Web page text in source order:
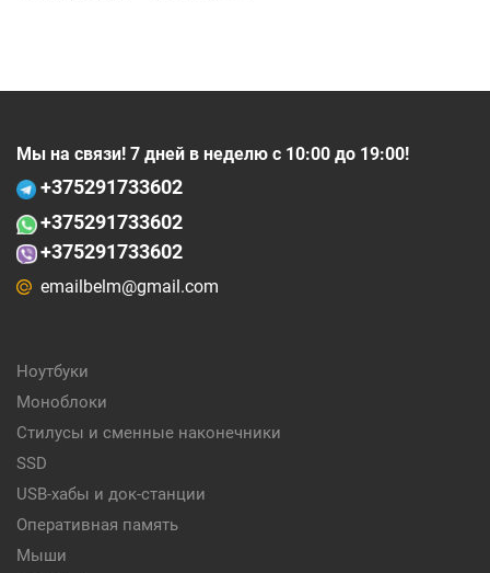
Мы на связи! 7 дней в неделю с 10:00 до 19:00!
+375291733602
+375291733602
+375291733602
emailbelm@gmail.com
Ноутбуки
Моноблоки
Стилусы и сменные наконечники
SSD
USB-хабы и док-станции
Оперативная память
Мыши